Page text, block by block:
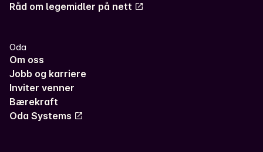
Råd om legemidler på nett
Oda
Om oss
Jobb og karriere
Inviter venner
Bærekraft
Oda Systems